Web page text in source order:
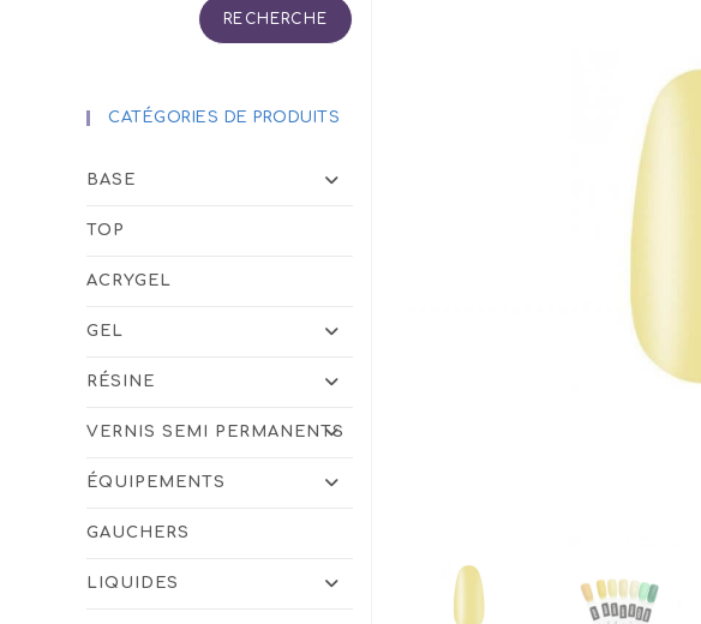
RECHERCHE
CATÉGORIES DE PRODUITS
BASE
TOP
ACRYGEL
GEL
RÉSINE
VERNIS SEMI PERMANENTS
ÉQUIPEMENTS
GAUCHERS
LIQUIDES